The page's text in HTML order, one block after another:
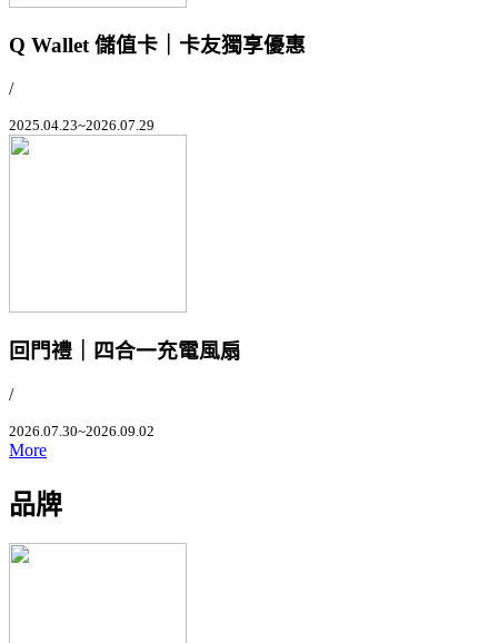
Q Wallet 儲值卡｜卡友獨享優惠
/
2025.04.23~2026.07.29
回門禮｜四合一充電風扇
/
2026.07.30~2026.09.02
More
品牌